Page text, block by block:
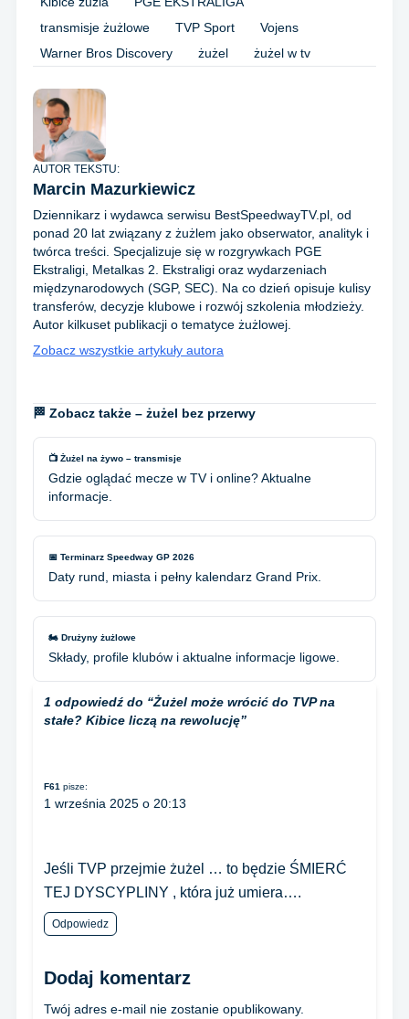
transmisje żużlowe
TVP Sport
Vojens
Warner Bros Discovery
żużel żużel w tv
AUTOR TEKSTU:
Marcin Mazurkiewicz
Dziennikarz i wydawca serwisu BestSpeedwayTV.pl, od
ponad 20 lat związany z żużlem jako obserwator, analityk i
twórca treści. Specjalizuje się w rozgrywkach PGE
Ekstraligi, Metalkas 2. Ekstraligi oraz wydarzeniach
międzynarodowych (SGP, SEC). Na co dzień opisuje kulisy
transferów, decyzje klubowe i rozwój szkolenia młodzieży.
Autor kilkuset publikacji o tematyce żużlowej.
Zobacz wszystkie artykuły autora
🏁 Zobacz także – żużel bez przerwy
📺 Żużel na żywo – transmisje
Gdzie oglądać mecze w TV i online? Aktualne
informacje.
📅 Terminarz Speedway GP 2026
Daty rund, miasta i pełny kalendarz Grand Prix.
🏍️ Drużyny żużlowe
Składy, profile klubów i aktualne informacje ligowe.
1 odpowiedź do “Żużel może wrócić do TVP na
stałe? Kibice liczą na rewolucję”
F61 pisze:
1 września 2025 o 20:13
Jeśli TVP przejmie żużel … to będzie ŚMIERĆ
TEJ DYSCYPLINY , która już umiera….
Odpowiedz
Dodaj komentarz
Twój adres e-mail nie zostanie opublikowany.